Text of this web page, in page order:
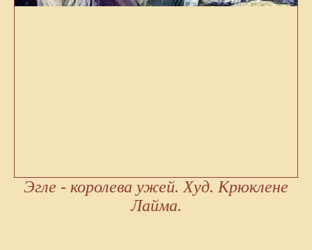
Эгле - королева ужей. Худ. Крюклене
Лайма.